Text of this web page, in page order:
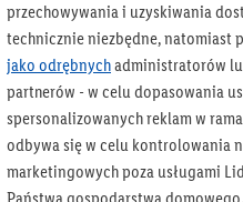
przechowywania i uzyskiwania
technicznie niezbędne, natomiast
jako odrębnychadministratorów
partnerów - w celu dopasowania
spersonalizowanych reklam w
odbywa się w celu kontrolowania
marketingowych poza usługami